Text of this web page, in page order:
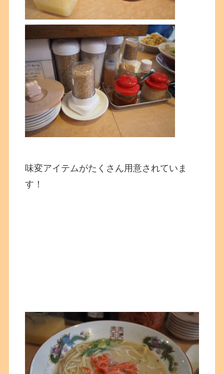
味変アイテムがたくさん用意されていま
す！